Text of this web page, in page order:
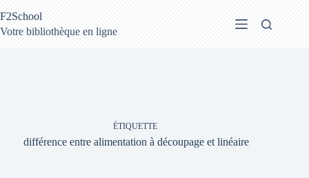
au
contenu
F2School
Votre bibliothèque en ligne
ÉTIQUETTE
différence entre alimentation à découpage et linéaire